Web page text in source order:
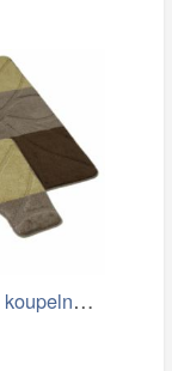
Kvalitex Sada koupelnových předložek…